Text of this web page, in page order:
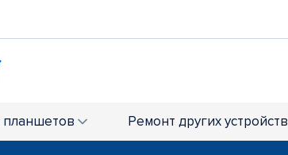
планшетов Ремонт других устройств